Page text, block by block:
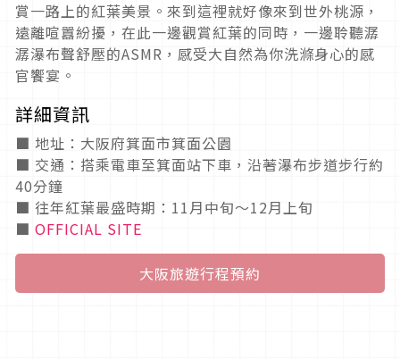
賞一路上的紅葉美景。來到這裡就好像來到世外桃源，
遠離喧囂紛擾，在此一邊觀賞紅葉的同時，一邊聆聽潺
潺瀑布聲舒壓的ASMR，感受大自然為你洗滌身心的感
官饗宴。
詳細資訊
■ 地址：大阪府箕面市箕面公園
■ 交通：搭乘電車至箕面站下車，沿著瀑布步道步行約
40分鐘
■ 往年紅葉最盛時期：11月中旬～12月上旬
■ OFFICIAL SITE
大阪旅遊行程預約